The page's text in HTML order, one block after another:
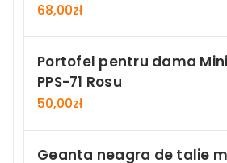
68,00zł
Portofel pentru dama
PPS-71 Rosu
50,00zł
Geanta neagra de talie